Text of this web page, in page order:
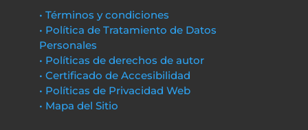
• Términos y condiciones
• Política de Tratamiento de Datos
Personales
• Políticas de derechos de autor
• Certificado de Accesibilidad
• Políticas de Privacidad Web
• Mapa del Sitio